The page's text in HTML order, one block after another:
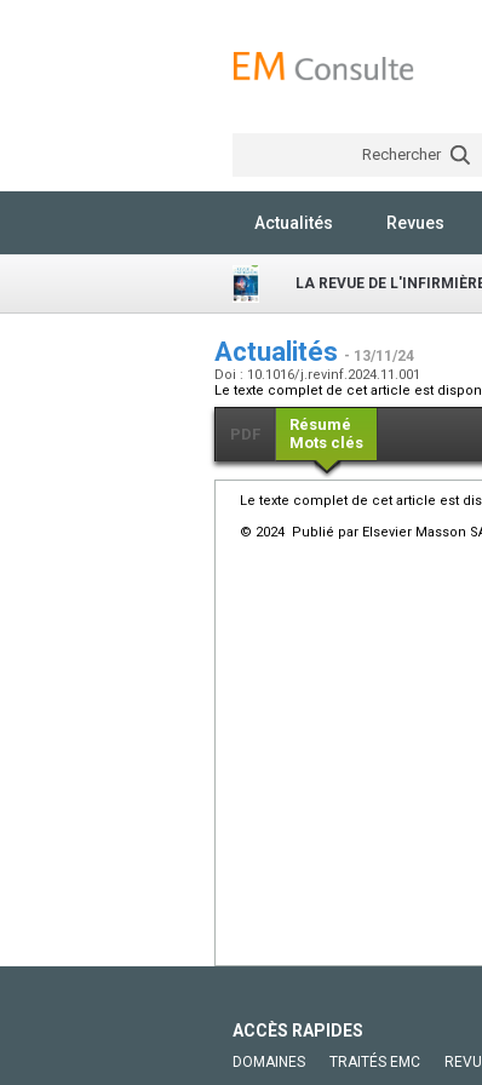
Rechercher
Actualités Revues
LA REVUE DE
Actualités - 13/11/24
Doi : 10.1016/j.revinf.2024.11.001
Le texte complet de cet article est
PDF
Résumé
Mots clés
Le texte complet de cet article est
© 2024 Publié par Elsevier Masson
ACCÈS RAPIDES
DOMAINES TRAITÉS EMC